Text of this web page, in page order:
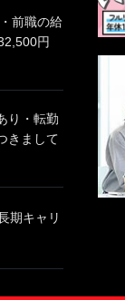
前職の給
円
り・転勤
きまして
期キャリ